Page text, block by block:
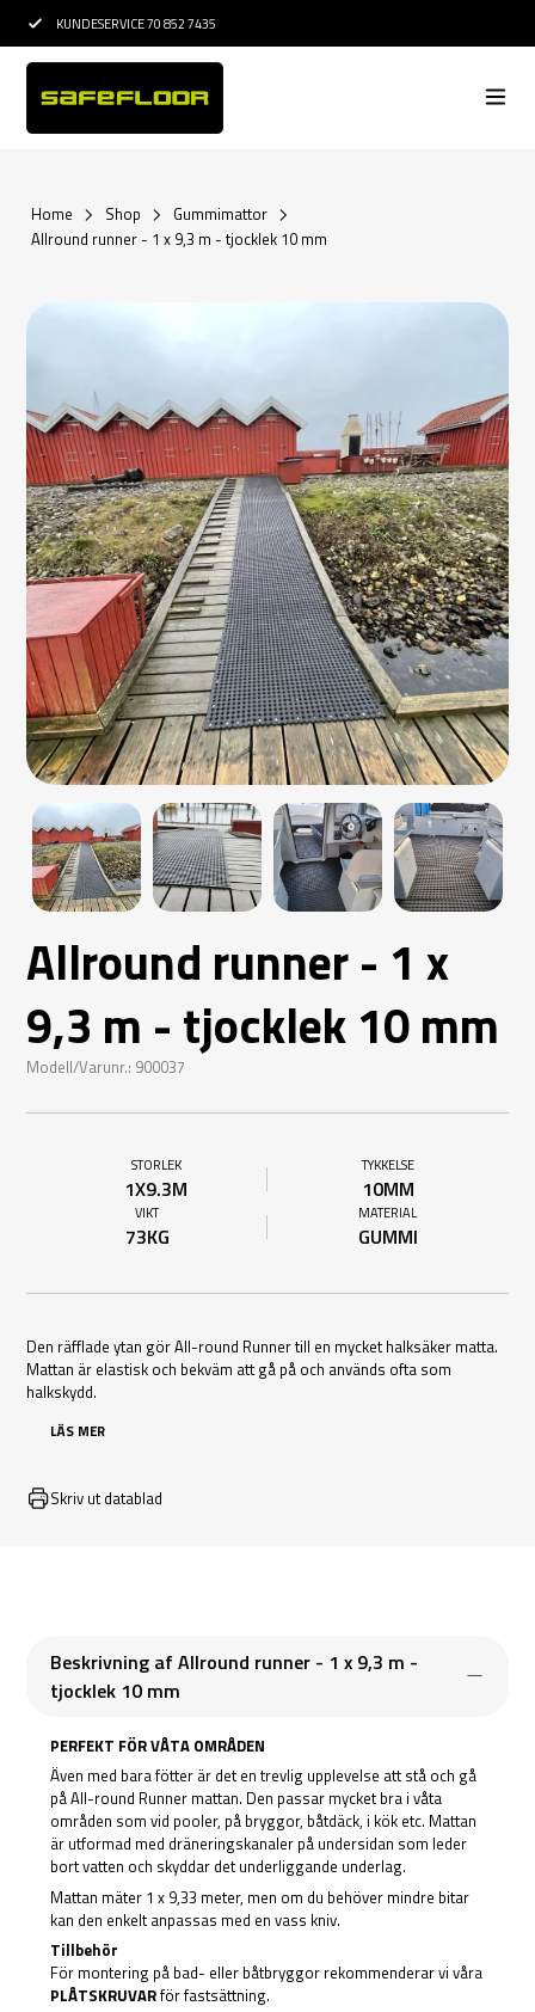
KUNDESERVICE 70 852 7435
Home Shop
Gummimattor
Allround runner - 1 x 9,3 m - tjocklek 10 mm
Allround runner - 1 x
9,3 m - tjocklek 10 mm
Modell/Varunr.: 900037
STORLEK
1X9.3M
TYKKELSE
10MM
VIKT
73KG
MATERIAL
GUMMI
Den räfflade ytan gör All-round Runner till en mycket halksäker matta.
Mattan är elastisk och bekväm att gå på och används ofta som
halkskydd.
LÄS MER
Skriv ut datablad
Beskrivning af Allround runner - 1 x 9,3 m -
tjocklek 10 mm
PERFEKT FÖR VÅTA OMRÅDEN
Även med bara fötter är det en trevlig upplevelse att stå och gå
på All-round Runner mattan. Den passar mycket bra i våta
områden som vid pooler, på bryggor, båtdäck, i kök etc. Mattan
är utformad med dräneringskanaler på undersidan som leder
bort vatten och skyddar det underliggande underlag.
Mattan mäter 1 x 9,33 meter, men om du behöver mindre bitar
kan den enkelt anpassas med en vass kniv.
Tillbehör
För montering på bad- eller båtbryggor rekommenderar vi våra
PLÅTSKRUVARför fastsättning.